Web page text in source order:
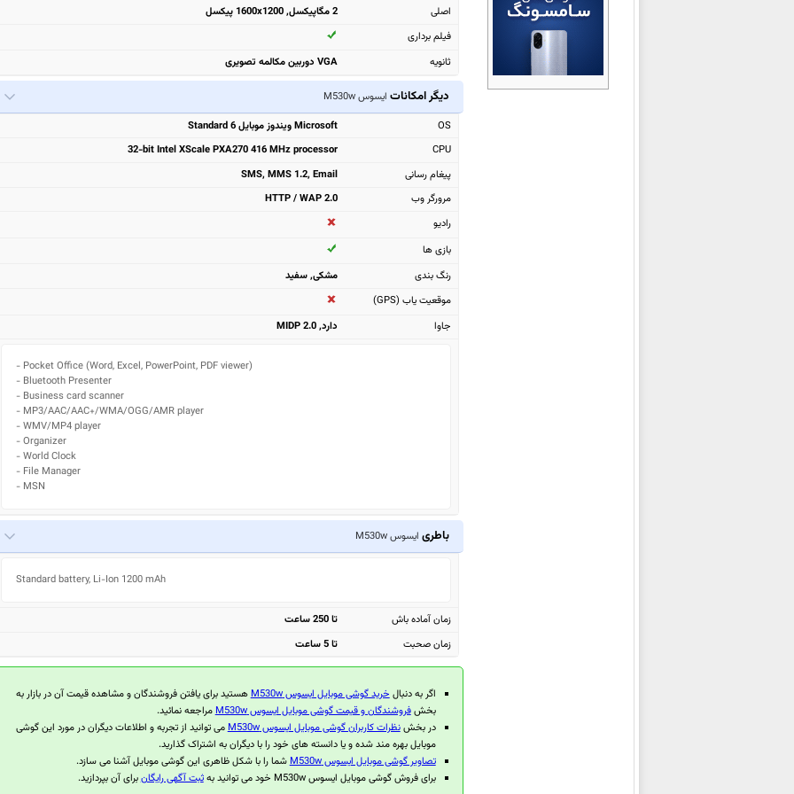
ایسوس Zenfone 7 ZS670KS
اصلی
2 مگاپیکسل, 1600x1200 پیکسل
فیلم برداری
ثانویه
VGA دوربین مکالمه تصویری
دیگر امکانات ایسوس M530w
OS
Microsoft ویندوز موبایل 6 Standard
CPU
32-bit Intel XScale PXA270 416 MHz processor
پیغام رسانی
SMS, MMS 1.2, Email
مرورگر وب
HTTP / WAP 2.0
رادیو
بازی ها
رنگ بندی
مشكی, سفيد
موقعیت یاب (GPS)
جاوا
دارد, MIDP 2.0
- Pocket Office (Word, Excel, PowerPoint, PDF viewer)
- Bluetooth Presenter
- Business card scanner
- MP3/AAC/AAC+/WMA/OGG/AMR player
- WMV/MP4 player
- Organizer
- World Clock
- File Manager
- MSN
باطری ایسوس M530w
Standard battery, Li-Ion 1200 mAh
زمان آماده باش
تا 250 ساعت
زمان صحبت
تا 5 ساعت
اگر به دنبالخرید گوشی موبایل ایسوس M530w
هستید برای یافتن فروشندگان و مشاهده قیمت آن در بازار به
بخشفروشندگان و قیمت گوشی موبایل ایسوس M530w
مراجعه نمائید.
در بخشنظرات کاربران گوشی موبایل ایسوس M530w
می توانید از تجربه و اطلاعات دیگران در مورد این گوشی
موبایل بهره مند شده و یا دانسته های خود را با دیگران به اشتراک گذارید.
تصاویر گوشی موبایل ایسوس M530w
شما را با شکل ظاهری این گوشی موبایل آشنا می سازد.
برای فروش گوشی موبایل ایسوس M530w خود می توانید به
ثبت آگهی رایگانبرای آن بپردازید.